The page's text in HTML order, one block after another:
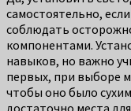
самостоятельно,
соблюдать
компонентами.
навыков, но важно
первых, при выборе
чтобы оно было